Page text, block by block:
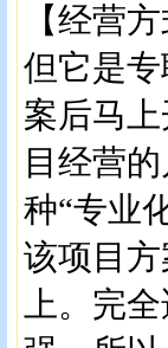
【经营
但它是
案后马
目经营
种“专业
该项目
上。完